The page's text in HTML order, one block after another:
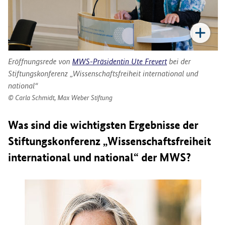
Eröffnungsrede von MWS-Präsidentin Ute Frevert bei der
Stiftungskonferenz „Wissenschaftsfreiheit international und
national“
Carla Schmidt, Max Weber Stiftung
Was sind die wichtigsten Ergebnisse der
Stiftungskonferenz „Wissenschaftsfreiheit
international und national“ der MWS?